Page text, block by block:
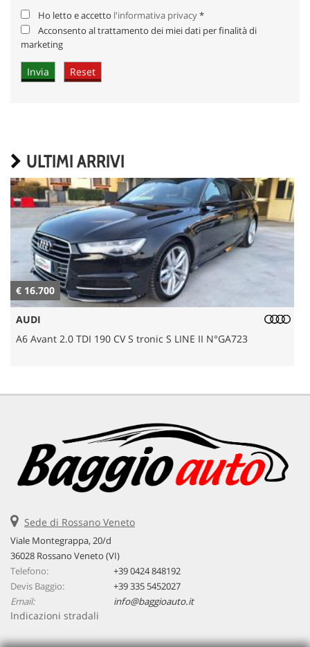
Ho letto e accetto l'informativa privacy*
Acconsento al trattamento dei miei dati per finalità di
marketing
ULTIMI ARRIVI
€ 16.700
AUDI
A6 Avant 2.0 TDI 190 CV S tronic S LINE II N°GA723
Sede di Rossano Veneto
Viale Montegrappa, 20/d
36028 Rossano Veneto (VI)
Telefono:
+39 0424 848192
Devis Baggio:
+39 335 5452027
Email:
info@baggioauto.it
Indicazioni stradali